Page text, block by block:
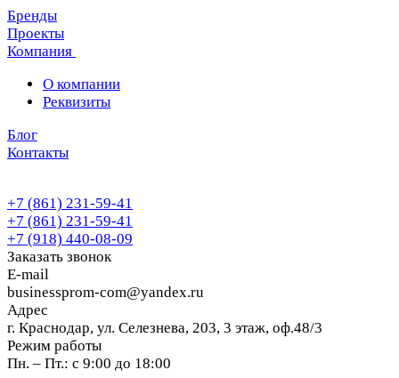
Бренды
Проекты
Компания
О компании
Реквизиты
Блог
Контакты
+7 (861) 231-59-41
+7 (861) 231-59-41
+7 (918) 440-08-09
Заказать звонок
E-mail
businessprom-com@yandex.ru
Адрес
г. Краснодар, ул. Селезнева, 203, 3 этаж, оф.48/3
Режим работы
Пн. – Пт.: с 9:00 до 18:00